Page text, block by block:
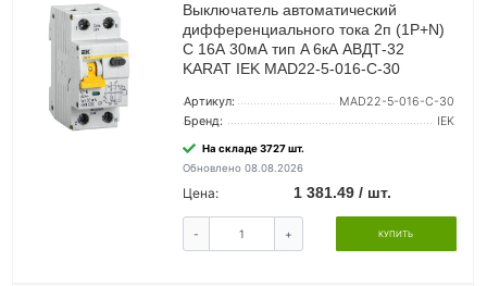
Выключатель автоматический
дифференциального тока 2п (1P+N)
C 16А 30мА тип A 6кА АВДТ-32
KARAT IEK MAD22-5-016-C-30
Артикул:
MAD22-5-016-C-30
Бренд:
IEK
На складе 3727 шт.
Обновлено 08.08.2026
Цена: 1 381.49 / шт.
- + КУПИТЬ